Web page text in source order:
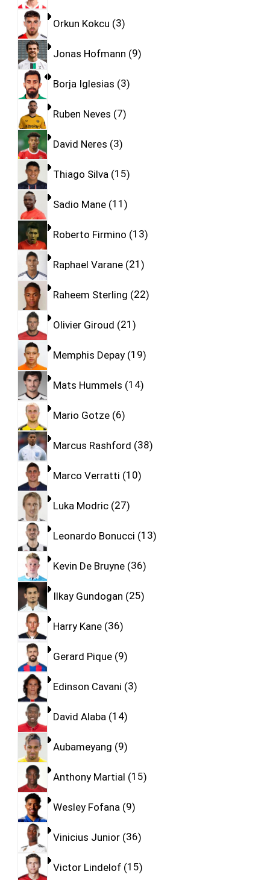
Orkun Kokcu 3
Jonas Hofmann 9
Borja Iglesias 3
Ruben Neves 7
David Neres 3
Thiago Silva 15
Sadio Mane 11
Roberto Firmino 13
Raphael Varane 21
Raheem Sterling 22
Olivier Giroud 21
Memphis Depay 19
Mats Hummels 14
Mario Gotze 6
Marcus Rashford 38
Marco Verratti 10
Luka Modric 27
Leonardo Bonucci 13
Kevin De Bruyne 36
Ilkay Gundogan 25
Harry Kane 36
Gerard Pique 9
Edinson Cavani 3
David Alaba 14
Aubameyang 9
Anthony Martial 15
Wesley Fofana 9
Vinicius Junior 36
Victor Lindelof 15